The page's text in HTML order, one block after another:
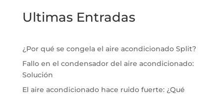
Ultimas Entradas
¿Por qué se congela el aire acondicionado Split?
Fallo en el condensador del aire acondicionado:
Solución
El aire acondicionado hace ruido fuerte: ¿Qué